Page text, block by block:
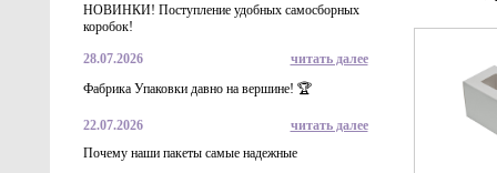
НОВИНКИ! Поступление удобных самосборных
коробок!
28.07.2026
читать далее
Фабрика Упаковки давно на вершине! 🏆
22.07.2026
читать далее
Почему наши пакеты самые надежные